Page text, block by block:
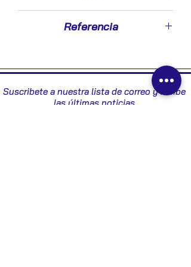
Referencia
Suscribete a nuestra lista de correo y recibe
las últimas noticias